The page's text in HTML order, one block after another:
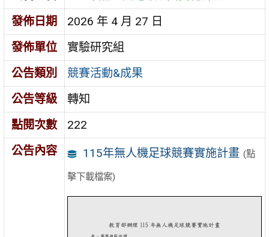
發佈日期
2026 年 4 月 27 日
發佈單位
實驗研究組
公告類別
競賽活動&成果
公告等級
轉知
點閱次數
222
公告內容
115年無人機足球競賽實施計畫 (點
擊下載檔案)